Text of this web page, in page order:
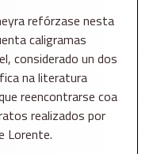
refórzase nesta
caligramas
considerado un dos
na literatura
reencontrarse coa
realizados por
Lorente.